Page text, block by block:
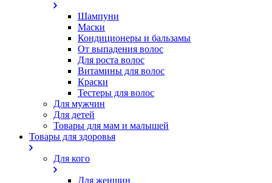
Шампуни
Маски
Кондиционеры и бальзамы
От выпадения волос
Для роста волос
Витамины для волос
Краски
Тестеры для волос
Для мужчин
Для детей
Товары для мам и малышей
Товары для здоровья
Для кого
Для женщин